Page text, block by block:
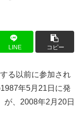
LINE コピー
る以前に参加され
年5月21日に発
が、2008年2月20日